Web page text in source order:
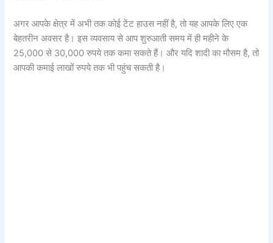
अगर आपके क्षेत्र में अभी तक कोई टेंट हाउस नहीं है, तो यह आपके लिए एक
बेहतरीन अवसर है। इस व्यवसाय से आप शुरुआती समय में ही महीने के
25,000 से 30,000 रुपये तक कमा सकते हैं। और यदि शादी का मौसम है, तो
आपकी कमाई लाखों रुपये तक भी पहुंच सकती है।